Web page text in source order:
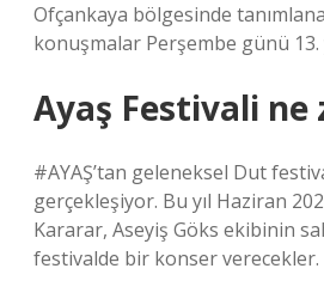
Ofçankaya bölgesinde
konuşmalar Perşembe günü 13.
Ayaş Festivali ne
#AYAŞ’tan geleneksel Dut
gerçekleşiyor. Bu yıl Haziran
Kararar, Aseyiş Göks ekibinin
festivalde bir konser verecekler.